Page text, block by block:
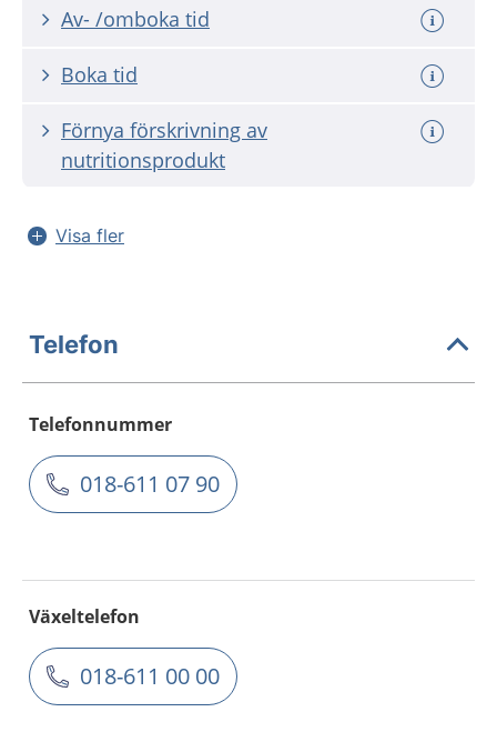
Av- /omboka tid
Boka tid
Förnya förskrivning av
nutritionsprodukt
Visa fler
Telefon
Telefonnummer
018-611 07 90
Växeltelefon
018-611 00 00